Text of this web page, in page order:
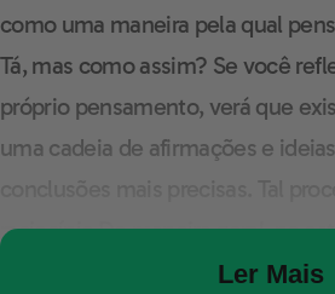
como uma maneira pela qual
Tá, mas como assim? Se você
próprio pensamento, verá que
uma cadeia de afirmações e
raciocínio.De maneira geral, no
interessa saber se a conclusão de
Ler Mais